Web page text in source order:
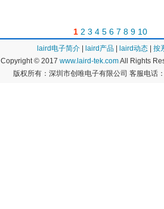
1 2 3 4 5 6 7 8 9 10
laird电子简介 laird产品 laird动态
按
Copyright © 2017 www.laird-tek.comAll Rights
版权所有：深圳市创唯电子有限公司 客服电话